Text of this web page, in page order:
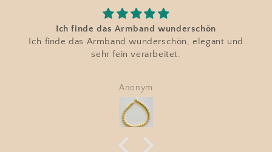
Ich finde das Armband wunderschön
Ich finde das Armband wunderschön, elegant und
sehr fein verarbeitet.
Anonym